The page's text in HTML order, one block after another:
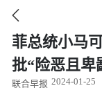

菲总统小马
批“险恶且卑
联合早报 2024-01-25